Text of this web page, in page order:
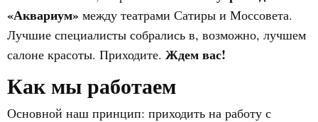
«Аквариум» между театрами Сатиры и Моссовета.
Лучшие специалисты собрались в, возможно, лучшем
салоне красоты. Приходите. Ждем вас!
Как мы работаем
Основной наш принцип: приходить на работу с